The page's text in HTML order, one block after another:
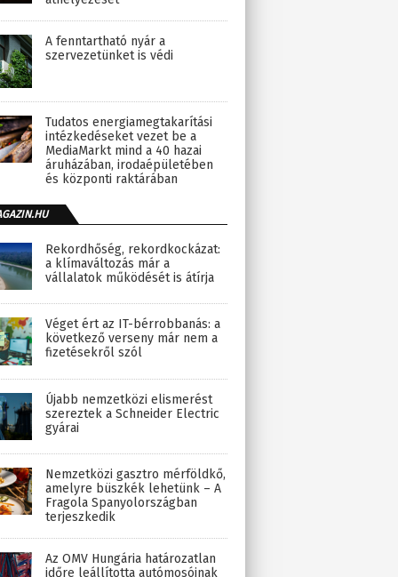
A fenntartható nyár a
szervezetünket is védi
Tudatos energiamegtakarítási
intézkedéseket vezet be a
MediaMarkt mind a 40 hazai
áruházában, irodaépületében
és központi raktárában
Rekordhőség, rekordkockázat:
a klímaváltozás már a
vállalatok működését is átírja
Véget ért az IT-bérrobbanás: a
következő verseny már nem a
fizetésekről szól
Újabb nemzetközi elismerést
szereztek a Schneider Electric
gyárai
Nemzetközi gasztro mérföldkő,
amelyre büszkék lehetünk – A
Fragola Spanyolországban
terjeszkedik
Az OMV Hungária határozatlan
időre leállította autómosóinak